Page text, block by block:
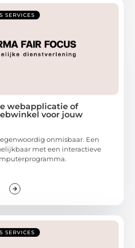
SERVICES
webapplicatie of
voor jouw
onmisbaar. Een
met een interactieve
SERVICES